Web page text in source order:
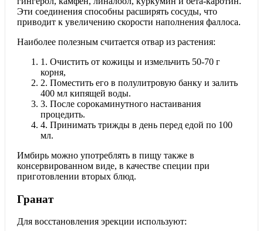
Эти соединения способны расширять сосуды, что
приводит к увеличению скорости наполнения фаллоса.
Наиболее полезным считается отвар из растения:
1. Очистить от кожицы и измельчить 50-70 г
корня,
2. Поместить его в полулитровую банку и залить
400 мл кипящей воды.
3. После сорокаминутного настаивания
процедить.
4. Принимать трижды в день перед едой по 100
мл.
Имбирь можно употреблять в пищу также в
консервированном виде, в качестве специи при
приготовлении вторых блюд.
Гранат
Для восстановления эрекции используют: